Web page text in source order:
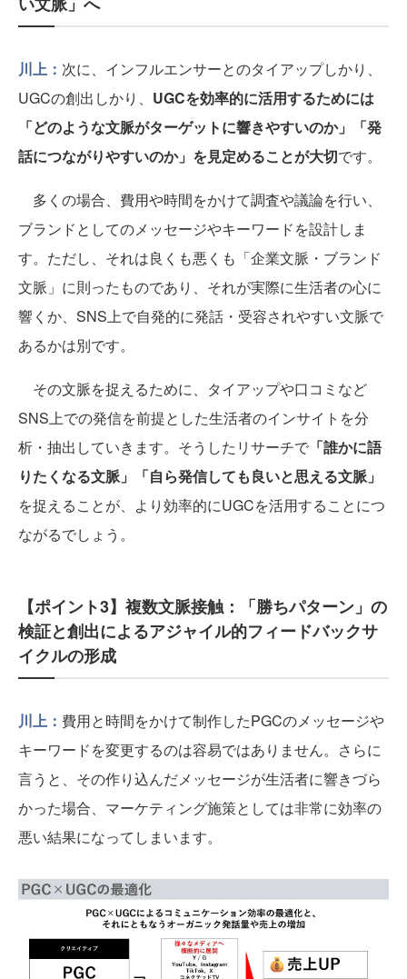
川上： 次に、インフルエンサーとのタイアップしかり、
UGCの創出しかり、 UGCを効率的に活用するためには
「どのような文脈がターゲットに響きやすいのか」「発
話につながりやすいのか」を見定めることが大切です。
多くの場合、費用や時間をかけて調査や議論を行い、
ブランドとしてのメッセージやキーワードを設計しま
す。ただし、それは良くも悪くも「企業文脈・ブランド
文脈」に則ったものであり、それが実際に生活者の心に
響くか、SNS上で自発的に発話・受容されやすい文脈で
あるかは別です。
その文脈を捉えるために、タイアップや口コミなど
SNS上での発信を前提とした生活者のインサイトを分
析・抽出していきます。そうしたリサーチで 「誰かに語
りたくなる文脈」「自ら発信しても良いと思える文脈」
を捉えることが、より効率的にUGCを活用することにつ
ながるでしょう。
【ポイント3】複数文脈接触：「勝ちパターン」の
検証と創出によるアジャイル的フィードバックサ
イクルの形成
川上： 費用と時間をかけて制作したPGCのメッセージや
キーワードを変更するのは容易ではありません。さらに
言うと、その作り込んだメッセージが生活者に響きづら
かった場合、マーケティング施策としては非常に効率の
悪い結果になってしまいます。